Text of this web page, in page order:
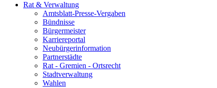
Rat & Verwaltung
Amtsblatt-Presse-Vergaben
Bündnisse
Bürgermeister
Karriereportal
Neubürgerinformation
Partnerstädte
Rat - Gremien - Ortsrecht
Stadtverwaltung
Wahlen